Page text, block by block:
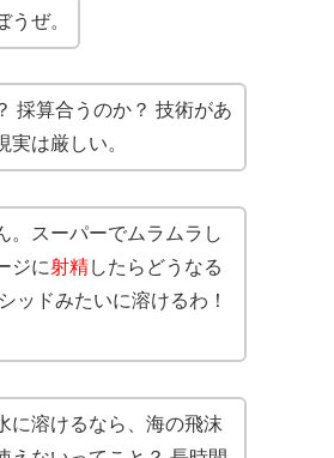
うぜ。
採算合うのか？ 技術があ
実は厳しい。
。スーパーでムラムラし
ジに射精したらどうなる
ッドみたいに溶けるわ！
に溶けるなら、海の飛沫